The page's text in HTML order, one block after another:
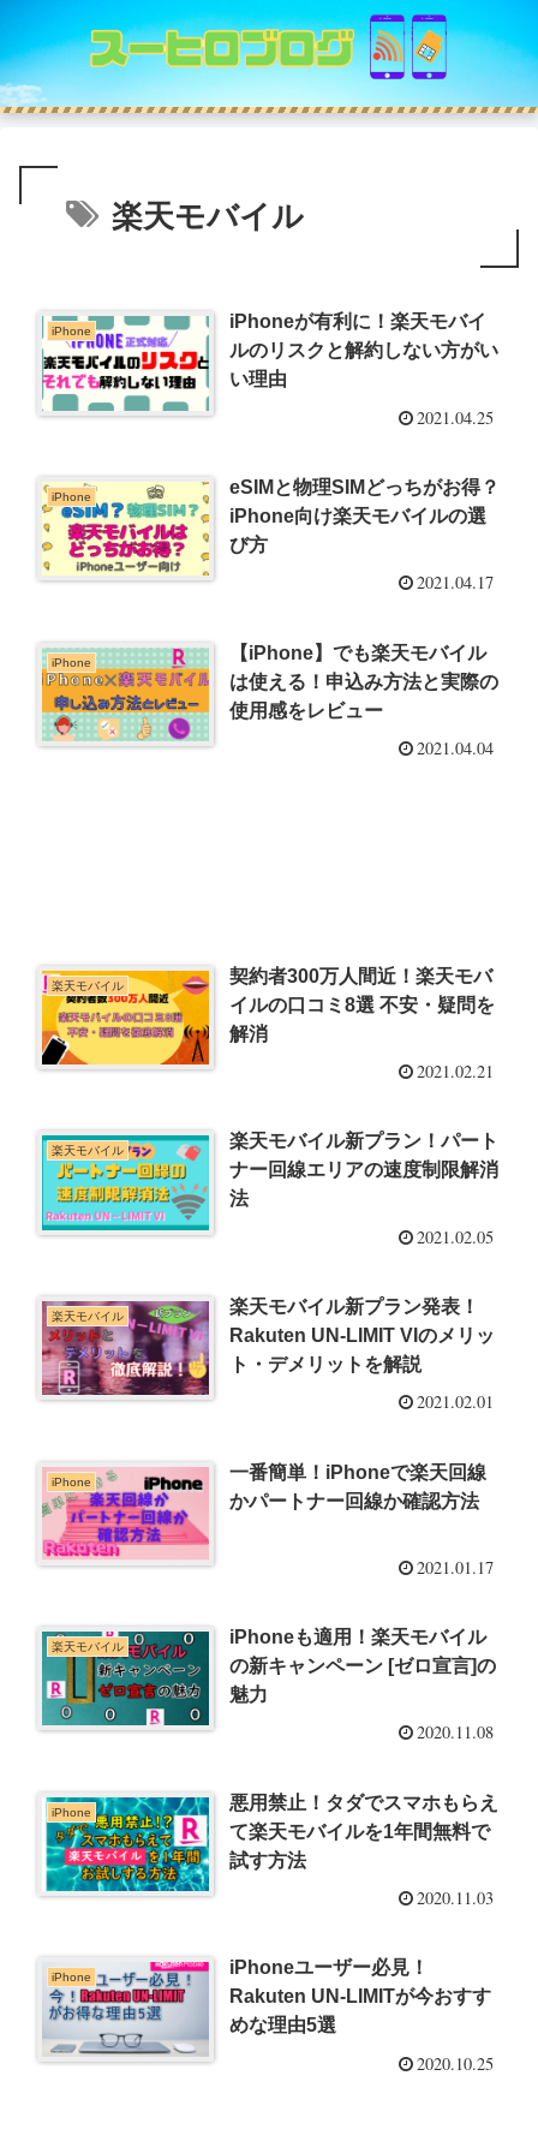
楽天モバイル
iPhone
iPhoneが有利に！楽天モバイ
ルのリスクと解約しない方がい
い理由
2021.04.25
iPhone
eSIMと物理SIMどっちがお得？
iPhone向け楽天モバイルの選
び方
2021.04.17
iPhone
【iPhone】でも楽天モバイル
は使える！申込み方法と実際の
使用感をレビュー
2021.04.04
楽天モバイル
契約者300万人間近！楽天モバ
イルの口コミ8選 不安・疑問を
解消
2021.02.21
楽天モバイル
楽天モバイル新プラン！パート
ナー回線エリアの速度制限解消
法
2021.02.05
楽天モバイル
楽天モバイル新プラン発表！
Rakuten UN-LIMIT VIのメリッ
ト・デメリットを解説
2021.02.01
iPhone
一番簡単！iPhoneで楽天回線
かパートナー回線か確認方法
2021.01.17
楽天モバイル
iPhoneも適用！楽天モバイル
の新キャンペーン [ゼロ宣言]の
魅力
2020.11.08
iPhone
悪用禁止！タダでスマホもらえ
て楽天モバイルを1年間無料で
試す方法
2020.11.03
iPhone
iPhoneユーザー必見！
Rakuten UN-LIMITが今おすす
めな理由5選
2020.10.25